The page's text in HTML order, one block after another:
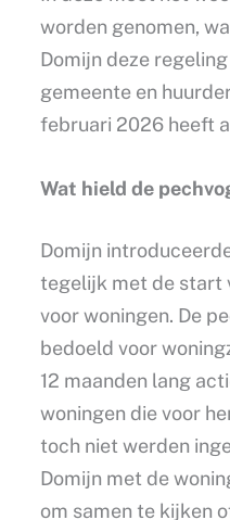
worden genomen,
Domijn deze
gemeente en
februari 2026 heeft
Wat hield de
Domijn
tegelijk met de start
voor woningen. De
bedoeld voor
12 maanden lang
woningen die voor
toch niet werden
Domijn met de
om samen te kijken